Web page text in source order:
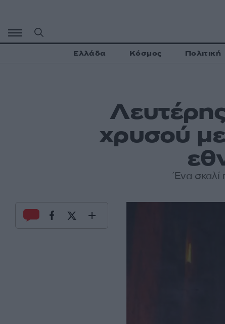
περιεχόμενο
Ελλάδα Κόσμος Πολιτική
χρυσού
Ένα